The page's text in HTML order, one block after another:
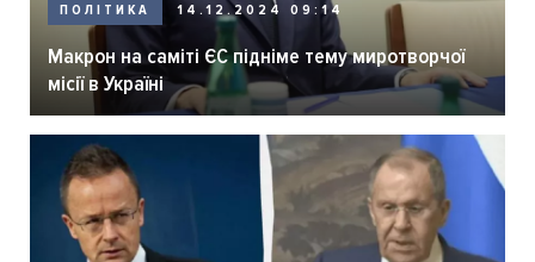
ПОЛІТИКА 14.12.2024 09:14
Макрон на саміті ЄС підніме тему миротворчої
місії в Україні